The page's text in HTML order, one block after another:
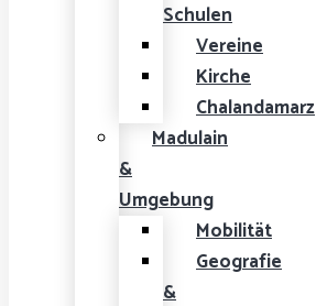
Schulen
Vereine
Kirche
Chalandamarz
Madulain
&
Umgebung
Mobilität
Geografie
&